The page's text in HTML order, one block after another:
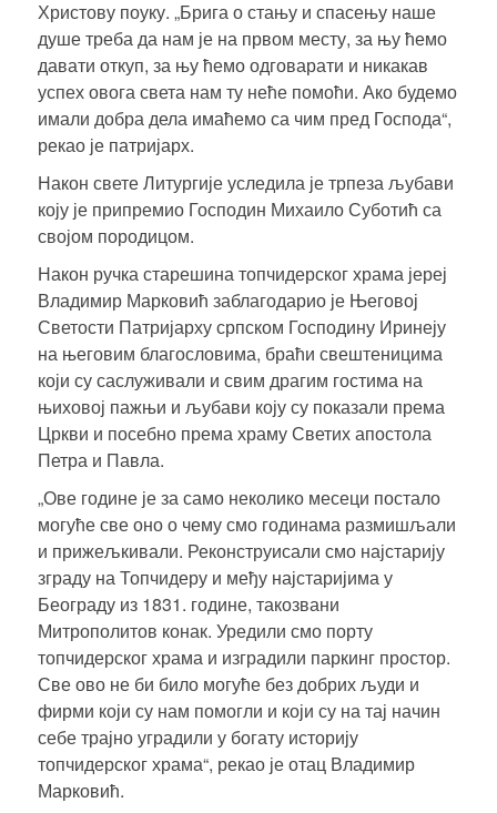
Христову поуку. „Брига о стању и спасењу наше
душе треба да нам је на првом месту, за њу ћемо
давати откуп, за њу ћемо одговарати и никакав
успех овога света нам ту неће помоћи. Ако будемо
имали добра дела имаћемо са чим пред Господа“,
рекао је патријарх.
Након свете Литургије уследила је трпеза љубави
коју је припремио Господин Михаило Суботић са
својом породицом.
Након ручка старешина топчидерског храма јереј
Владимир Марковић заблагодарио је Његовој
Светости Патријарху српском Господину Иринеју
на његовим благословима, браћи свештеницима
који су саслуживали и свим драгим гостима на
њиховој пажњи и љубави коју су показали према
Цркви и посебно према храму Светих апостола
Петра и Павла.
„Ове године је за само неколико месеци постало
могуће све оно о чему смо годинама размишљали
и прижељкивали. Реконструисали смо најстарију
зграду на Топчидеру и међу најстаријима у
Београду из 1831. године, такозвани
Митрополитов конак. Уредили смо порту
топчидерског храма и изградили паркинг простор.
Све ово не би било могуће без добрих људи и
фирми који су нам помогли и који су на тај начин
себе трајно уградили у богату историју
топчидерског храма“, рекао јеотац Владимир
Марковић.